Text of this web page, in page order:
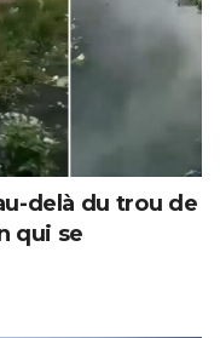
delà du trou de
qui se